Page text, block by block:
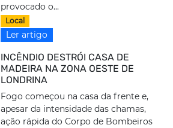
provocado o...
Local
Ler artigo
INCÊNDIO DESTRÓI CASA DE
MADEIRA NA ZONA OESTE DE
LONDRINA
Fogo começou na casa da frente e,
apesar da intensidade das chamas,
ação rápida do Corpo de Bombeiros